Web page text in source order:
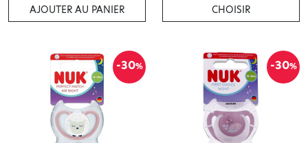
AJOUTER AU PANIER CHOISIR
-30% -30%